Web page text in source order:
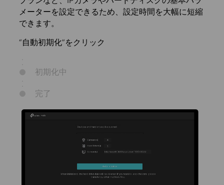
メーターを設定できるため、設定時間を大幅に短縮
できます。
“自動初期化”をクリック
初期化中
完了